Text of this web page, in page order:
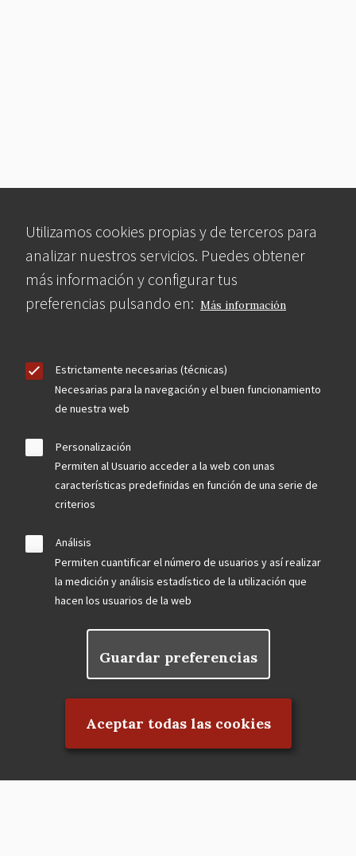
Utilizamos cookies propias y de terceros para
analizar nuestros servicios. Puedes obtener
más información y configurar tus
preferencias pulsando en: Más información
Estrictamente necesarias (técnicas)
Necesarias para la navegación y el buen funcionamiento
de nuestra web
Personalización
Permiten al Usuario acceder a la web con unas
características predefinidas en función de una serie de
criterios
Análisis
Permiten cuantificar el número de usuarios y así realizar
la medición y análisis estadístico de la utilización que
hacen los usuarios de la web
Guardar preferencias
Aceptar todas las cookies